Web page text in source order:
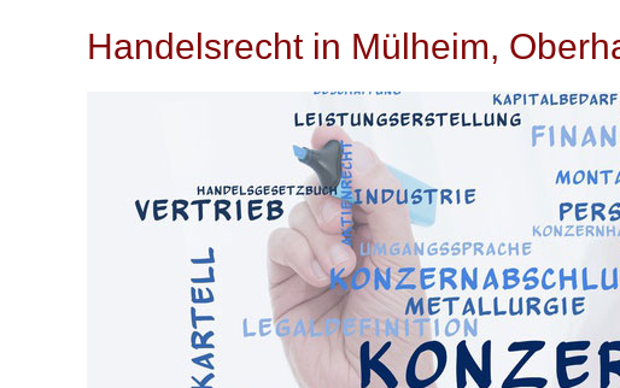
Handelsrecht in Mülheim,